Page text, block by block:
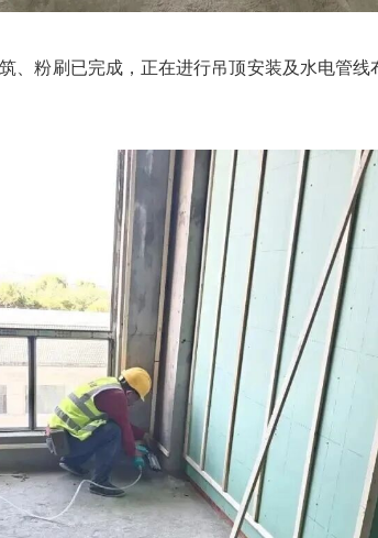
、粉刷已完成，正在进行吊顶安装及水电管